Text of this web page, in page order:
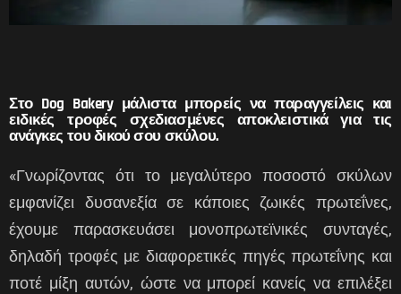
Στο Dog Bakery μάλιστα μπορείς να παραγγείλεις και
ειδικές τροφές σχεδιασμένες αποκλειστικά για τις
ανάγκες του δικού σου σκύλου.
«Γνωρίζοντας ότι το μεγαλύτερο ποσοστό σκύλων
εμφανίζει δυσανεξία σε κάποιες ζωικές πρωτεΐνες,
έχουμε παρασκευάσει μονοπρωτεϊνικές συνταγές,
δηλαδή τροφές με διαφορετικές πηγές πρωτεΐνης και
ποτέ μίξη αυτών, ώστε να μπορεί κανείς να επιλέξει